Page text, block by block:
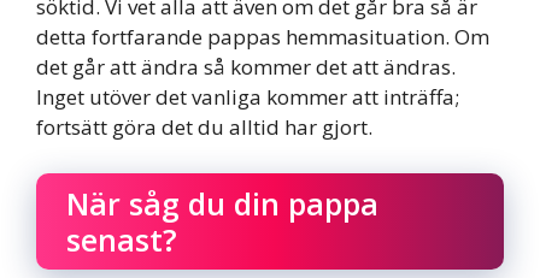
söktid. Vi vet alla att även om det går bra så är
detta fortfarande pappas hemmasituation. Om
det går att ändra så kommer det att ändras.
Inget utöver det vanliga kommer att inträffa;
fortsätt göra det du alltid har gjort.
När såg du din pappa
senast?